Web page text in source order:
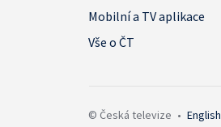
Mobilní a TV aplikace
Vše o ČT
© Česká televize • English